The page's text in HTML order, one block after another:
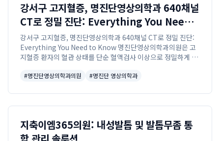
강서구 고지혈증, 명진단영상의학과 640채널
CT로 정밀 진단: Everything You Need
to Know
강서구 고지혈증, 명진단영상의학과 640채널 CT로 정밀 진단:
Everything You Need to Know 명진단영상의학과의원은 고
지혈증 환자의 혈관 상태를 단순 혈액검사 이상으로 정밀하게 평
용하여 동...
#명진단영상의학과의원 #명진단 영상의학과
지축이엠365의원: 내성발톱 및 발톱무좀 통